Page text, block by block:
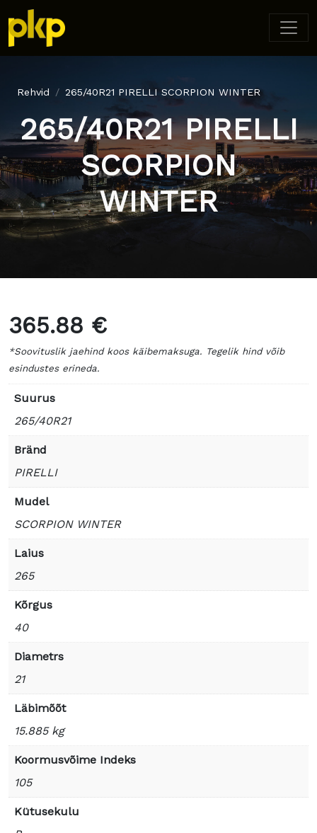
Rehvid 265/40R21 PIRELLI SCORPION WINTER
265/40R21 PIRELLI
SCORPION
WINTER
365.88 €
*Soovituslik jaehind koos käibemaksuga. Tegelik hind võib
esindustes erineda.
Suurus
265/40R21
Bränd
PIRELLI
Mudel
SCORPION WINTER
Laius
265
Kõrgus
40
Diametrs
21
Läbimõõt
15.885 kg
Koormusvõime Indeks
105
Kütusekulu